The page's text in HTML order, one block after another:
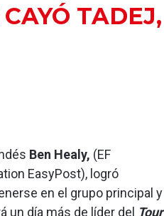
TADEJ,
Ben Healy, (EF
EasyPost), logró
en el grupo principal y
un día más de líder del Tour